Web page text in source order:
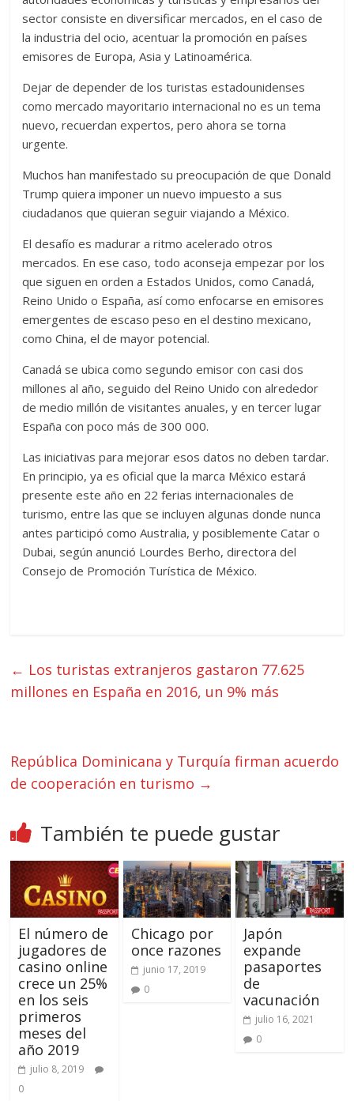
sector consiste en diversificar mercados, en el caso de
la industria del ocio, acentuar la promoción en países
emisores de Europa, Asia y Latinoamérica.
Dejar de depender de los turistas estadounidenses
como mercado mayoritario internacional no es un tema
nuevo, recuerdan expertos, pero ahora se torna
urgente.
Muchos han manifestado su preocupación de que Donald
Trump quiera imponer un nuevo impuesto a sus
ciudadanos que quieran seguir viajando a México.
El desafío es madurar a ritmo acelerado otros
mercados. En ese caso, todo aconseja empezar por los
que siguen en orden a Estados Unidos, como Canadá,
Reino Unido o España, así como enfocarse en emisores
emergentes de escaso peso en el destino mexicano,
como China, el de mayor potencial.
Canadá se ubica como segundo emisor con casi dos
millones al año, seguido del Reino Unido con alrededor
de medio millón de visitantes anuales, y en tercer lugar
España con poco más de 300 000.
Las iniciativas para mejorar esos datos no deben tardar.
En principio, ya es oficial que la marca México estará
presente este año en 22 ferias internacionales de
turismo, entre las que se incluyen algunas donde nunca
antes participó como Australia, y posiblemente Catar o
Dubai, según anunció Lourdes Berho, directora del
Consejo de Promoción Turística de México.
← Los turistas extranjeros gastaron 77.625
millones en España en 2016, un 9% más
República Dominicana y Turquía firman acuerdo
de cooperación en turismo →
También te puede gustar
El número de
jugadores de
casino online
crece un 25%
en los seis
primeros
meses del
año 2019
julio 8, 2019
0
Chicago por
once razones
junio 17, 2019
0
Japón
expande
pasaportes
de
vacunación
julio 16, 2021
0